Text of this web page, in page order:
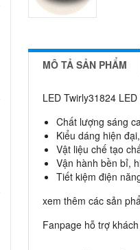
MÔ TẢ SẢN PHẨM
LED Twirly31824
Chất lượng sáng
Kiểu dáng hiện
Vật liệu chế tạo
Vận hành bền bỉ,
Tiết kiệm điện
xem thêm các sản
Fanpage hỗ trợ